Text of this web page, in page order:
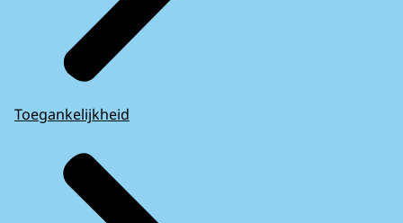
Toegankelijkheid